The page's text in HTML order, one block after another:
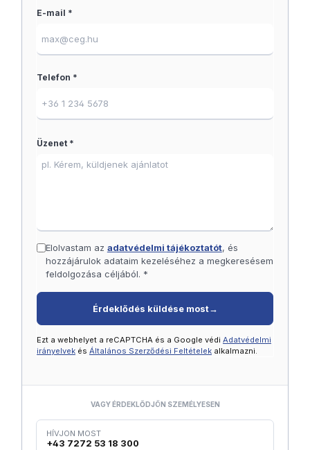
E-mail *
Telefon *
Üzenet *
Elolvastam az adatvédelmi tájékoztatót, és
hozzájárulok adataim kezeléséhez a megkeresésem
feldolgozása céljából. *
Érdeklődés küldése most→
Ezt a webhelyet a reCAPTCHA és a Google védi Adatvédelmi
irányelvek és Általános Szerződési Feltételek alkalmazni.
VAGY ÉRDEKLŐDJÖN SZEMÉLYESEN
HÍVJON MOST
+43 7272 53 18 300